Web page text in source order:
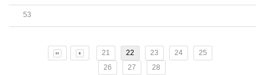
53
21 22 23 24
25
26
27 28